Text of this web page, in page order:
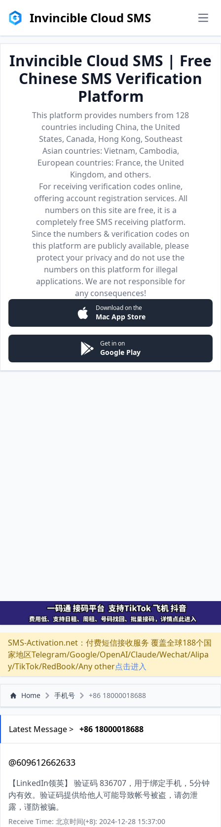
Invincible Cloud SMS
Invincible Cloud SMS | Free
Chinese SMS Verification
Platform
This platform provides numbers from 128
countries including China, the United
States, Canada, Hong Kong, Southeast
Asian countries: Vietnam, Cambodia,
European countries: France, the United
Kingdom, and others.
For receiving verification codes online,
offering account registration services. All
numbers on this site are free, it is a
completely free SMS receiving platform.
Since the numbers & verification codes on
this platform are publicly available, please
protect your privacy and do not use the
numbers on this platform for illegal
applications. We are not responsible for
any consequences!
Download on the
Mac App Store
Get in on
Google Play
SMS-Activation.net：付费短信接收服务 覆盖全球188个国
家地区Telegram/Google/OpenAI/Claude/Wechat/Alipa
y/TikTok/RedBook/Any other点击进入
Home 手机号 +86 18000018688
Latest Message > +86 18000018688
@609612662633
【LinkedIn领英】 验证码 836707，用于绑定手机，5分钟
内有效。验证码提供给他人可能导致帐号被盗，请勿泄
露，谨防被骗。
Receive Time: 北京时间(+8): 2024-12-28 15:37:00